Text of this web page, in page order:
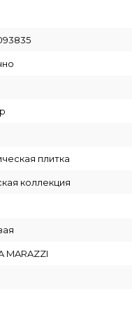
плитка
коллекция
MARAZZI